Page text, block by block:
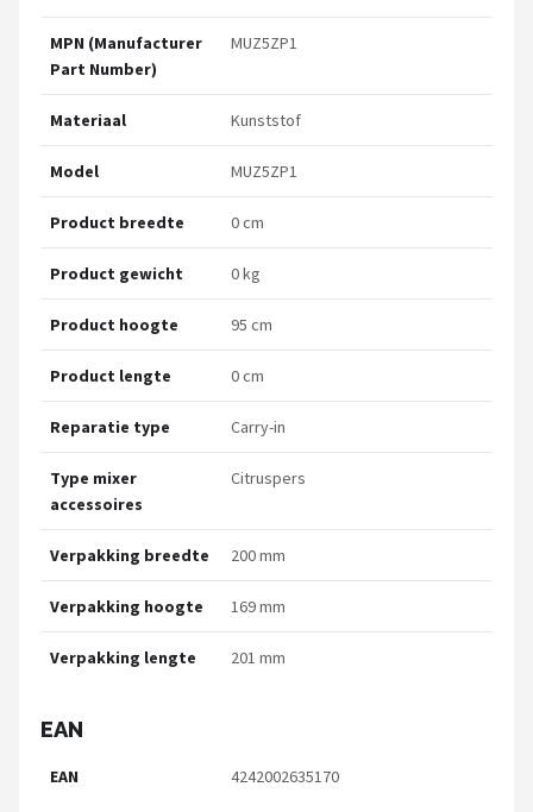
MPN (Manufacturer
Part Number)
MUZ5ZP1
Materiaal Kunststof
Model MUZ5ZP1
Product breedte 0 cm
Product gewicht 0 kg
Product hoogte 95 cm
Product lengte 0 cm
Reparatie type Carry-in
Type mixer
accessoires
Citruspers
Verpakking breedte 200 mm
Verpakking hoogte 169 mm
Verpakking lengte 201 mm
EAN
EAN 4242002635170